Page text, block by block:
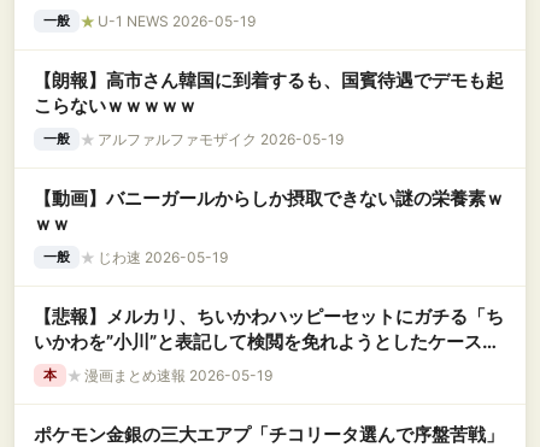
んならタバコも吸いたいという層が……
一般 ★ U-1 NEWS 2026-05-19
【朗報】高市さん韓国に到着するも、国賓待遇でデモも起
こらないｗｗｗｗｗ
一般 ★ アルファルファモザイク 2026-05-19
【動画】バニーガールからしか摂取できない謎の栄養素ｗ
ｗｗ
一般 ★ じわ速 2026-05-19
【悲報】メルカリ、ちいかわハッピーセットにガチる「ち
いかわを”小川”と表記して検閲を免れようとしたケース
も」
本 ★ 漫画まとめ速報 2026-05-19
ポケモン金銀の三大エアプ「チコリータ選んで序盤苦戦」